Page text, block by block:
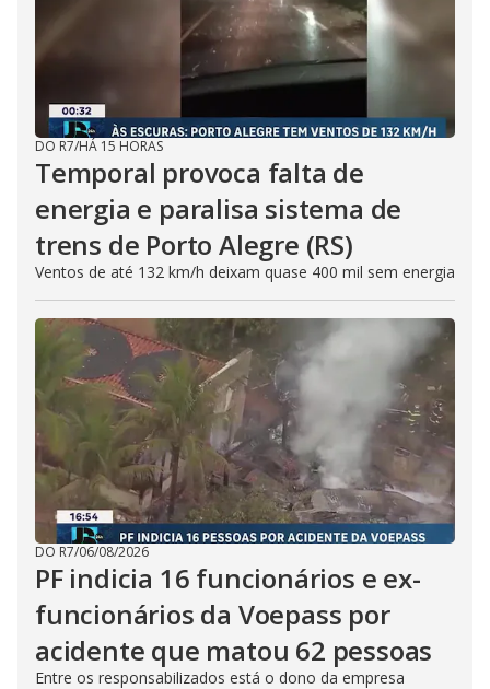
DO R7/HÁ 15 HORAS
Temporal provoca falta de
energia e paralisa sistema de
trens de Porto Alegre (RS)
Ventos de até 132 km/h deixam quase 400 mil sem energia
DO R7/06/08/2026
PF indicia 16 funcionários e ex-
funcionários da Voepass por
acidente que matou 62 pessoas
Entre os responsabilizados está o dono da empresa